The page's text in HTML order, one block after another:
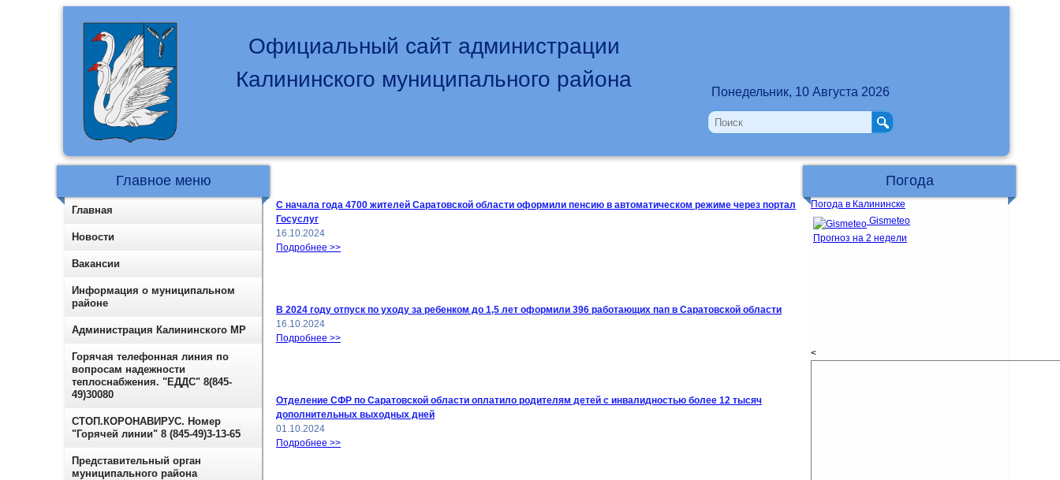
Официальный сайт администрации
Калининского муниципального района
Понедельник, 10 Августа 2026
С начала года 4700 жителей Саратовской области оформили пенсию в автоматическом режиме через портал
Госуслуг
16.10.2024
Подробнее >>
В 2024 году отпуск по уходу за ребенком до 1,5 лет оформили 396 работающих пап в Саратовской области
16.10.2024
Подробнее >>
Отделение СФР по Саратовской области оплатило родителям детей с инвалидностью более 12 тысяч
дополнительных выходных дней
01.10.2024
Подробнее >>
Главное меню
Главная
Новости
Вакансии
Информация о муниципальном
районе
Администрация Калининского МР
Горячая телефонная линия по
вопросам надежности
теплоснабжения. "ЕДДС" 8(845-
49)30080
СТОП.КОРОНАВИРУС. Номер
"Горячей линии" 8 (845-49)3-13-65
Представительный орган
муниципального района
Погода
Погода в Калининске
Gismeteo
Прогноз на 2 недели
<